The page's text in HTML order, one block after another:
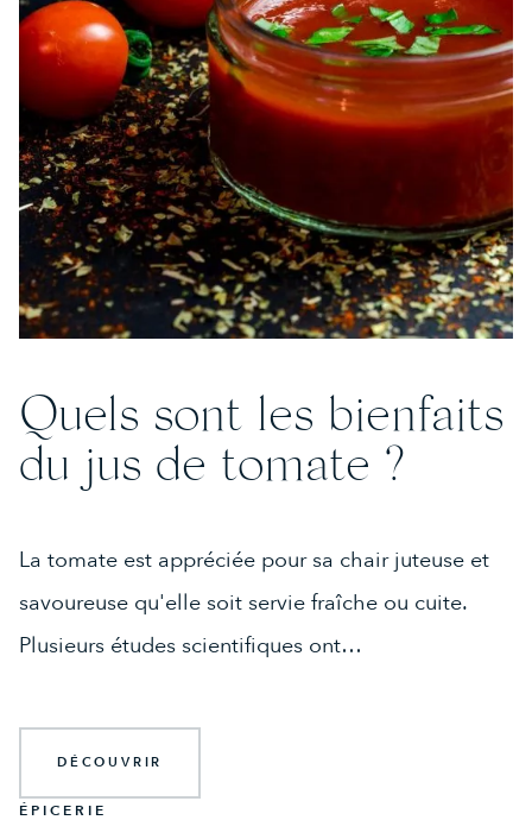
Quels sont les bienfaits
du jus de tomate ?
La tomate est appréciée pour sa chair juteuse et
savoureuse qu'elle soit servie fraîche ou cuite.
Plusieurs études scientifiques ont…
DÉCOUVRIR
ÉPICERIE